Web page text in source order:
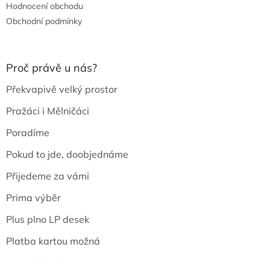
Hodnocení obchodu
Obchodní podmínky
Proč právě u nás?
Překvapivě velký prostor
Pražáci i Mělničáci
Poradíme
Pokud to jde, doobjednáme
Přijedeme za vámi
Prima výběr
Plus plno LP desek
Platba kartou možná